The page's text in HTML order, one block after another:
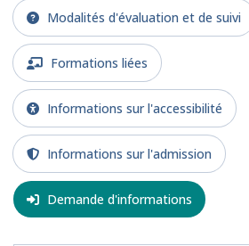
Modalités d'évaluation et de suivi
Formations liées
Informations sur l'accessibilité
Informations sur l'admission
Demande d'informations